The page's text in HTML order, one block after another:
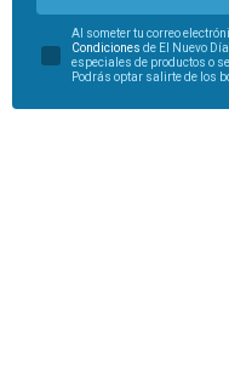
Al someter tu correo
Condiciones de El Nuevo
especiales de productos o
Podrás optar salirte de los